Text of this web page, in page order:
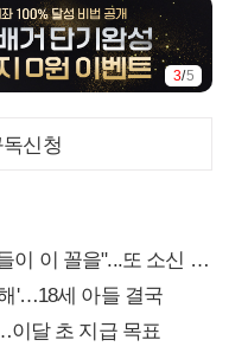
3/5
신청
이 꼴을"...또 소신 발언
'…18세 아들 결국
이달 초 지급 목표